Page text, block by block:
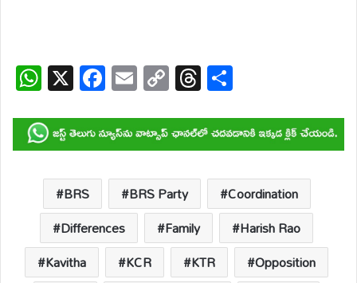
W
h
at
s
A
p
p
X F
ac
e
b
o
o
k
E
m
ail
C
o
p
y
Li
n
k
T
hr
e
a
d
s
ar
e
BRS BRS Party
Coordination
Differences
Family
Harish Rao
Kavitha
KCR KTR
Opposition